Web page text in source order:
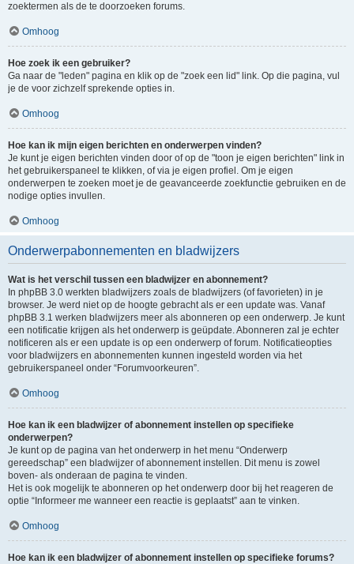
zoektermen als de te doorzoeken forums.
Omhoog
Hoe zoek ik een gebruiker?
Ga naar de "leden" pagina en klik op de "zoek een lid" link. Op die pagina, vul
je de voor zichzelf sprekende opties in.
Omhoog
Hoe kan ik mijn eigen berichten en onderwerpen vinden?
Je kunt je eigen berichten vinden door of op de "toon je eigen berichten" link in
het gebruikerspaneel te klikken, of via je eigen profiel. Om je eigen
onderwerpen te zoeken moet je de geavanceerde zoekfunctie gebruiken en de
nodige opties invullen.
Omhoog
Onderwerpabonnementen en bladwijzers
Wat is het verschil tussen een bladwijzer en abonnement?
In phpBB 3.0 werkten bladwijzers zoals de bladwijzers (of favorieten) in je
browser. Je werd niet op de hoogte gebracht als er een update was. Vanaf
phpBB 3.1 werken bladwijzers meer als abonneren op een onderwerp. Je kunt
een notificatie krijgen als het onderwerp is geüpdate. Abonneren zal je echter
notificeren als er een update is op een onderwerp of forum. Notificatieopties
voor bladwijzers en abonnementen kunnen ingesteld worden via het
gebruikerspaneel onder “Forumvoorkeuren”.
Omhoog
Hoe kan ik een bladwijzer of abonnement instellen op specifieke
onderwerpen?
Je kunt op de pagina van het onderwerp in het menu “Onderwerp
gereedschap” een bladwijzer of abonnement instellen. Dit menu is zowel
boven- als onderaan de pagina te vinden.
Het is ook mogelijk te abonneren op het onderwerp door bij het reageren de
optie “Informeer me wanneer een reactie is geplaatst” aan te vinken.
Omhoog
Hoe kan ik een bladwijzer of abonnement instellen op specifieke forums?